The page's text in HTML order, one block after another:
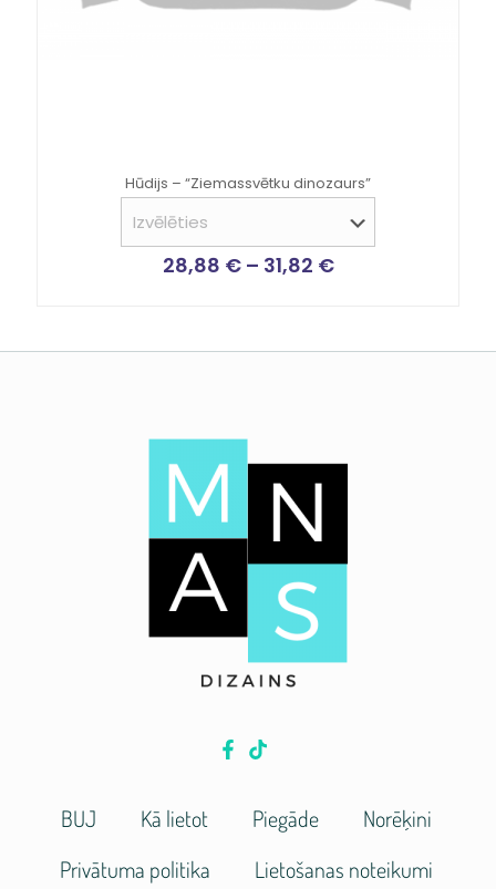
Hūdijs – “Ziemassvētku dinozaurs”
28,88 € – 31,82 €
BUJ Kā lietot Piegāde
Norēķini
Privātuma politika
Lietošanas noteikumi